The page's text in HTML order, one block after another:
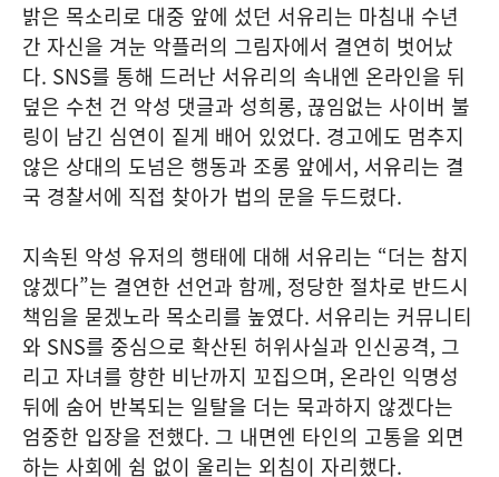
밝은 목소리로 대중 앞에 섰던 서유리는 마침내 수년
간 자신을 겨눈 악플러의 그림자에서 결연히 벗어났
다. SNS를 통해 드러난 서유리의 속내엔 온라인을 뒤
덮은 수천 건 악성 댓글과 성희롱, 끊임없는 사이버 불
링이 남긴 심연이 짙게 배어 있었다. 경고에도 멈추지
않은 상대의 도넘은 행동과 조롱 앞에서, 서유리는 결
국 경찰서에 직접 찾아가 법의 문을 두드렸다.
지속된 악성 유저의 행태에 대해 서유리는 “더는 참지
않겠다”는 결연한 선언과 함께, 정당한 절차로 반드시
책임을 묻겠노라 목소리를 높였다. 서유리는 커뮤니티
와 SNS를 중심으로 확산된 허위사실과 인신공격, 그
리고 자녀를 향한 비난까지 꼬집으며, 온라인 익명성
뒤에 숨어 반복되는 일탈을 더는 묵과하지 않겠다는
엄중한 입장을 전했다. 그 내면엔 타인의 고통을 외면
하는 사회에 쉼 없이 울리는 외침이 자리했다.